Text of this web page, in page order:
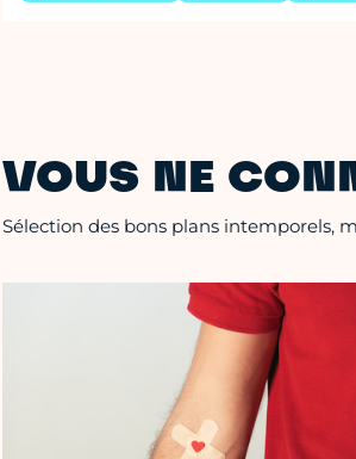
VOUS NE
Sélection des bons plans intemporels,